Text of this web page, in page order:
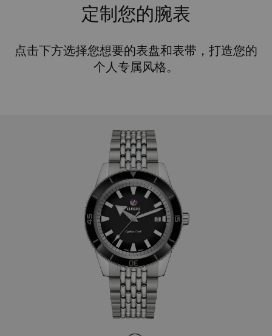
定制您的腕表
点击下方选择您想要的表盘和表带，打造您的
个人专属风格。